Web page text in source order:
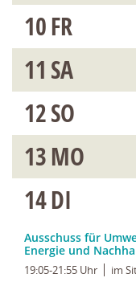
10FR
11 SA
12SO
13MO
14DI
Ausschuss für
Energie und
19:05-21:55 Uhr im